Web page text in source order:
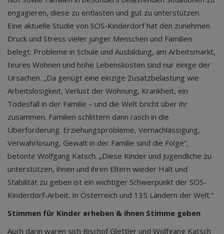
engagieren, diese zu entlasten und gut zu unterstützen.
Eine aktuelle Studie von SOS-Kinderdorf hat den zunehmen
Druck und Stress vieler junger Menschen und Familien
belegt: Probleme in Schule und Ausbildung, am Arbeitsmarkt,
teures Wohnen und hohe Lebenskosten sind nur einige der
Ursachen. „Da genügt eine einzige Zusatzbelastung wie
Arbeitslosigkeit, Verlust der Wohnung, Krankheit, ein
Todesfall in der Familie – und die Welt bricht über ihr
zusammen. Familien schlittern dann rasch in die
Überforderung. Erziehungsprobleme, Vernachlässigung,
Verwahrlosung, Gewalt in der Familie sind die Folge“,
betonte Wolfgang Katsch. „Diese Kinder und Jugendliche zu
unterstützen, ihnen und ihren Eltern wieder Halt und
Stabilität zu geben ist ein wichtiger Schwerpunkt der SOS-
Kinderdorf-Arbeit. In Österreich und 135 Ländern der Welt.“
Stimmen für Kinder erheben & ihnen Stimme geben
Auch darin waren sich Bischof Glettler und Wolfgang Katsch